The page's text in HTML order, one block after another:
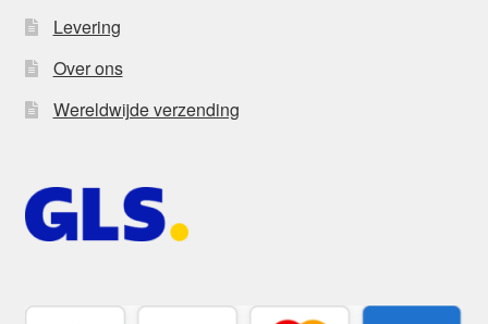
Levering
Over ons
Wereldwijde verzending